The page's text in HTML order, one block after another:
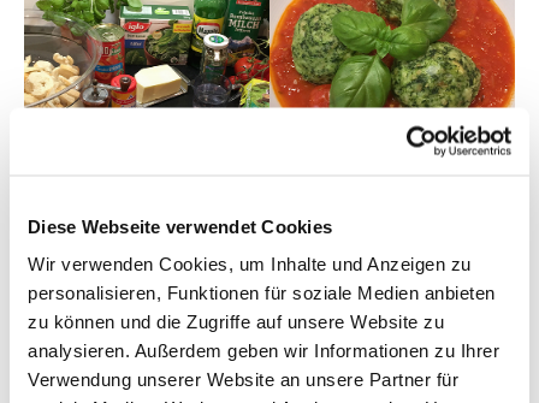
Diese Webseite verwendet Cookies
Wir verwenden Cookies, um Inhalte und Anzeigen zu
personalisieren, Funktionen für soziale Medien anbieten
zu können und die Zugriffe auf unsere Website zu
analysieren. Außerdem geben wir Informationen zu Ihrer
Verwendung unserer Website an unsere Partner für
Ich möchte mit meinem Blog-Beitrag allen Frauen,
die vielleicht dazu neigen, eine extreme
Ernährungsform als DIE Lösung anzusehen,
zeigen, dass man auch mit einer weitgehend
konventionellen Ernährungsweise abnehmen bzw.
sein Normalgewicht halten kann.